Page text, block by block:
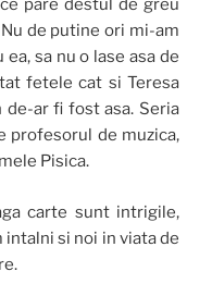
pare destul de greu
de putine ori mi-am
sa nu o lase asa de
fetele cat si Teresa
ar fi fost asa. Seria
profesorul de muzica,
Pisica.
carte sunt intrigile,
si noi in viata de